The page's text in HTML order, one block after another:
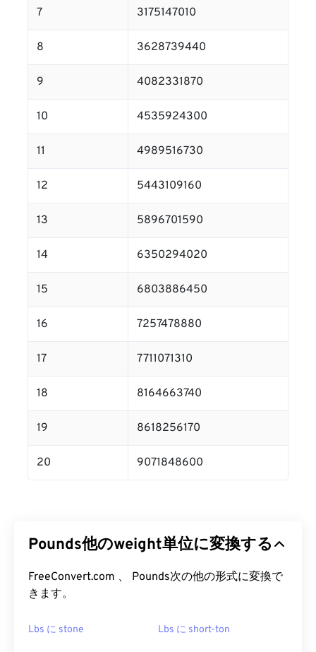
7 3175147010
8 3628739440
9 4082331870
10 4535924300
11 4989516730
12 5443109160
13 5896701590
14 6350294020
15 6803886450
16 7257478880
17 7711071310
18 8164663740
19 8618256170
20 9071848600
Pounds他のweight単位に変換する
FreeConvert.com 、 Pounds次の他の形式に変換で
きます。
Lbs に stone Lbs に short-ton